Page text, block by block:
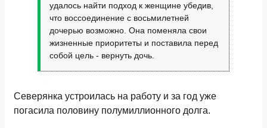
удалось найти подход к женщине убедив,
что воссоединение с восьмилетней
дочерью возможно. Она поменяла свои
жизненные приоритеты и поставила перед
собой цель - вернуть дочь.
Северянка устроилась на работу и за год уже
погасила половину полумиллионного долга.